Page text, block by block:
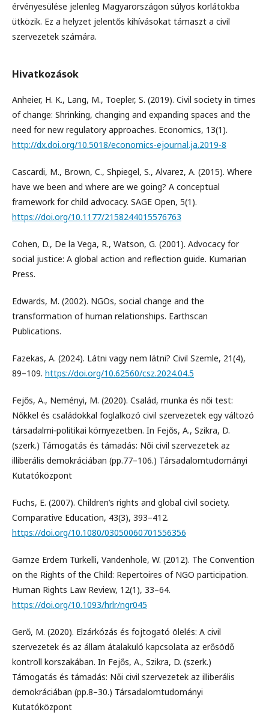
érvényesülése jelenleg Magyarországon súlyos korlátokba
ütközik. Ez a helyzet jelentős kihívásokat támaszt a civil
szervezetek számára.
Hivatkozások
Anheier, H. K., Lang, M., Toepler, S. (2019). Civil society in times
of change: Shrinking, changing and expanding spaces and the
need for new regulatory approaches. Economics, 13(1).
http://dx.doi.org/10.5018/economics-ejournal.ja.2019-8
Cascardi, M., Brown, C., Shpiegel, S., Alvarez, A. (2015). Where
have we been and where are we going? A conceptual
framework for child advocacy. SAGE Open, 5(1).
https://doi.org/10.1177/2158244015576763
Cohen, D., De la Vega, R., Watson, G. (2001). Advocacy for
social justice: A global action and reflection guide. Kumarian
Press.
Edwards, M. (2002). NGOs, social change and the
transformation of human relationships. Earthscan
Publications.
Fazekas, A. (2024). Látni vagy nem látni? Civil Szemle, 21(4),
89–109. https://doi.org/10.62560/csz.2024.04.5
Fejős, A., Neményi, M. (2020). Család, munka és női test:
Nőkkel és családokkal foglalkozó civil szervezetek egy változó
társadalmi‐politikai környezetben. In Fejős, A., Szikra, D.
(szerk.) Támogatás és támadás: Női civil szervezetek az
illiberális demokráciában (pp.77–106.) Társadalomtudományi
Kutatóközpont
Fuchs, E. (2007). Children’s rights and global civil society.
Comparative Education, 43(3), 393–412.
https://doi.org/10.1080/03050060701556356
Gamze Erdem Türkelli, Vandenhole, W. (2012). The Convention
on the Rights of the Child: Repertoires of NGO participation.
Human Rights Law Review, 12(1), 33–64.
https://doi.org/10.1093/hrlr/ngr045
Gerő, M. (2020). Elzárkózás és fojtogató ölelés: A civil
szervezetek és az állam átalakuló kapcsolata az erősödő
kontroll korszakában. In Fejős, A., Szikra, D. (szerk.)
Támogatás és támadás: Női civil szervezetek az illiberális
demokráciában (pp.8–30.) Társadalomtudományi
Kutatóközpont